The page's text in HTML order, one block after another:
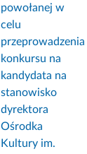
powołanej w
celu
przeprowadzenia
konkursu na
kandydata na
stanowisko
dyrektora
Ośrodka
Kultury im.